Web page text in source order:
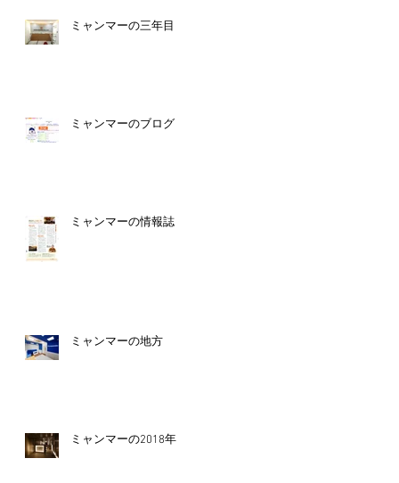
ミャンマーの三年目
ミャンマーのブログ
ミャンマーの情報誌
ミャンマーの地方
ミャンマーの2018年